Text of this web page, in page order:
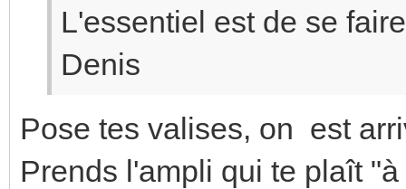
L'essentiel est de se
Denis
Pose tes valises, on est
Prends l'ampli qui te plaît